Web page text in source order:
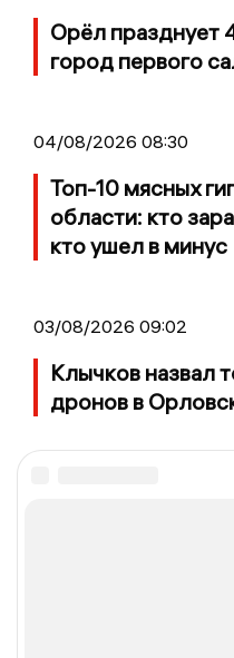
Орёл празднует
город первого
04/08/2026 08:30
Топ-10 мясных
области: кто
кто ушел в минус
03/08/2026 09:02
Клычков назвал
дронов в